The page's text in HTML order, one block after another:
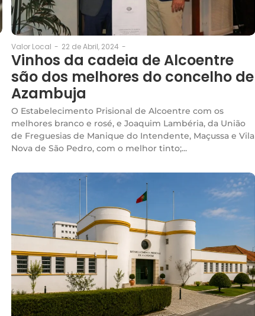
Valor Local - 22 de Abril, 2024 -
Vinhos da cadeia de Alcoentre
são dos melhores do concelho de
Azambuja
O Estabelecimento Prisional de Alcoentre com os
melhores branco e rosé, e Joaquim Lambéria, da União
de Freguesias de Manique do Intendente, Maçussa e Vila
Nova de São Pedro, com o melhor tinto;...